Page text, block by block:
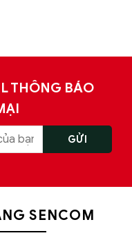
THÔNG BÁO
SENCOM